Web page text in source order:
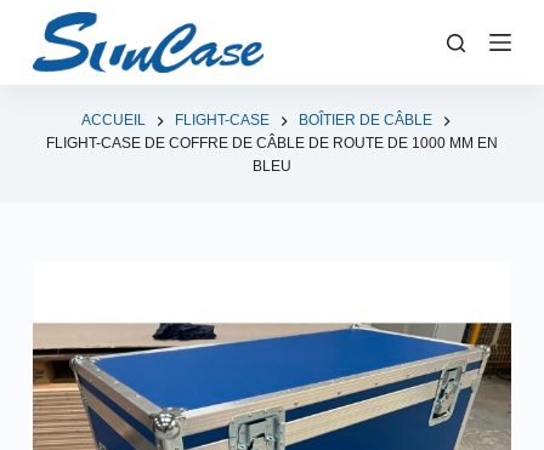
a
e
n
ACCUEIL FLIGHT-CASE
BOÎTIER DE CÂBLE
FLIGHT-CASE DE COFFRE DE CÂBLE DE ROUTE DE 1000 MM EN
BLEU